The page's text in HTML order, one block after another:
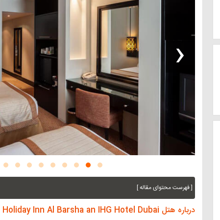
‹
[ فهرست محتوای مقاله ]
درباره هتل Holiday Inn Al Barsha an IHG Hotel Dubai